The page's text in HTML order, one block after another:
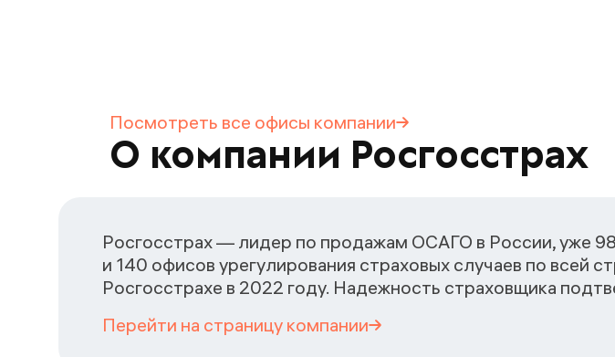
Посмотреть все офисы компании
О компании Росгосстрах
Росгосстрах — лидер по продажам ОСАГО в России, уже
и 140 офисов урегулирования страховых случаев по всей
Росгосстрахе в 2022 году. Надежность страховщика
Перейти на страницу компании